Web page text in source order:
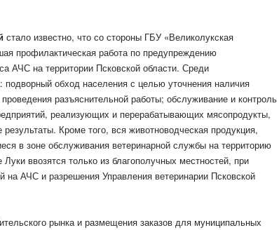
стало известно, что со стороны ГБУ «Великолукская
профилактическая работа по предупреждению
АЧС на территории Псковской области. Среди
обход населения с целью уточнения наличия
разъяснительной работы; обслуживание и контроль
реализующих и перерабатывающих мясопродукты,
Кроме того, вся животноводческая продукция,
в зоне обслуживания ветеринарной службы на территорию
ввозятся только из благополучных местностей, при
на АЧС и разрешения Управления ветеринарии Псковской
рынка и размещения заказов для муниципальных